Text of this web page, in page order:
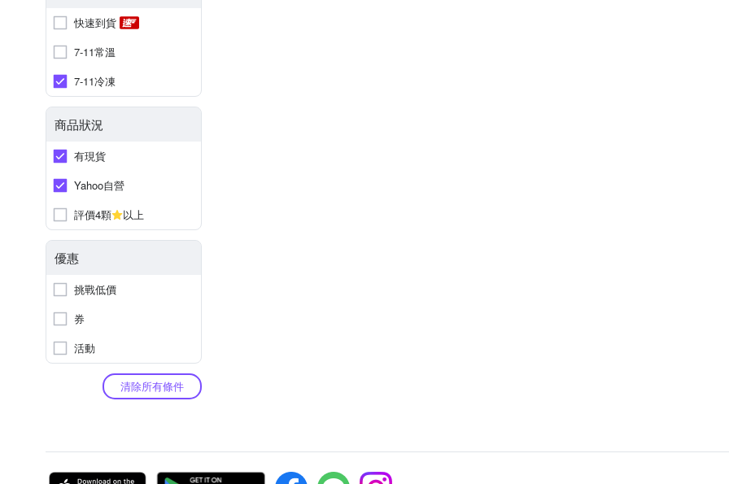
快速到貨
7-11常溫
7-11冷凍
商品狀況
有現貨
Yahoo自營
評價4顆
以上
優惠
挑戰低價
券
活動
清除所有條件